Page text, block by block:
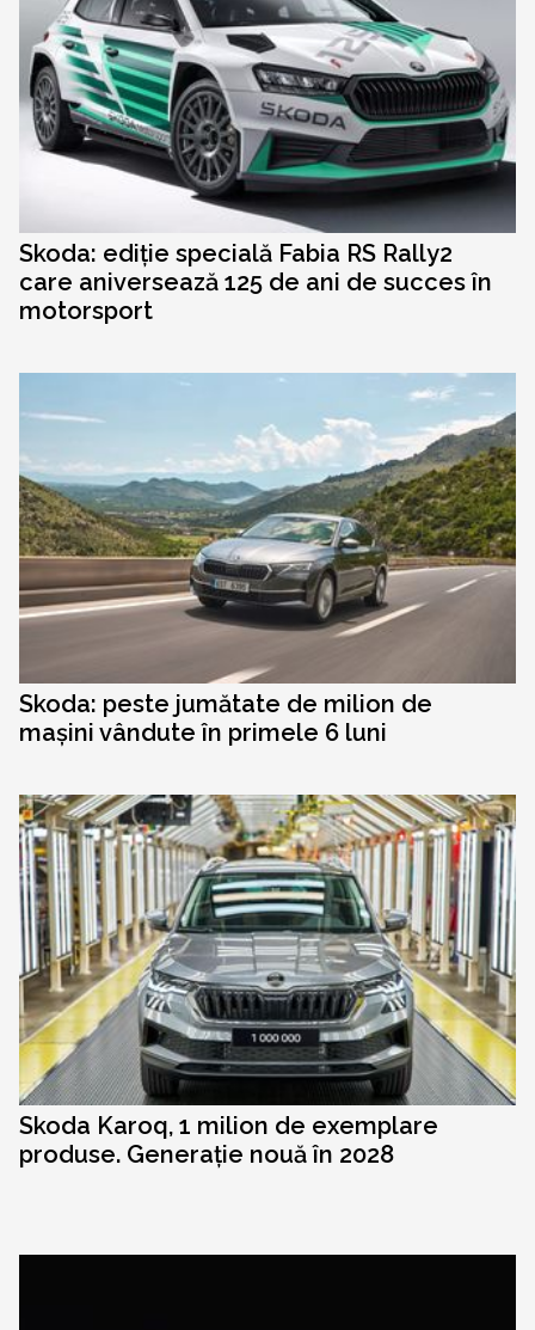
Skoda: ediție specială Fabia RS Rally2
care aniversează 125 de ani de succes în
motorsport
Skoda: peste jumătate de milion de
mașini vândute în primele 6 luni
Skoda Karoq, 1 milion de exemplare
produse. Generație nouă în 2028